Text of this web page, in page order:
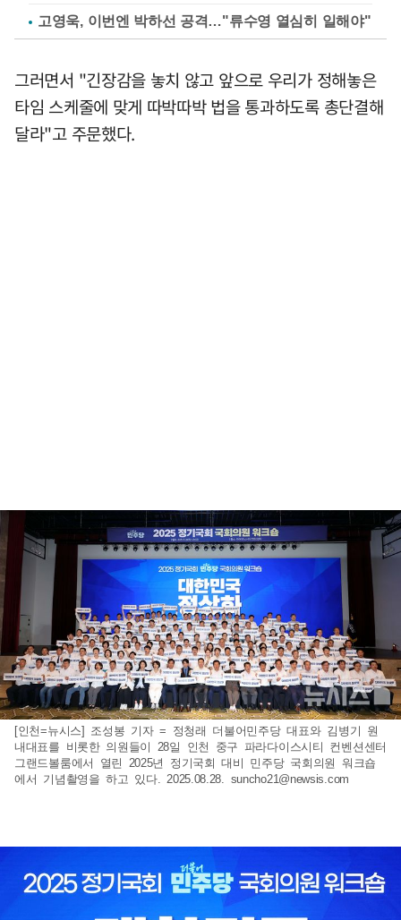
고영욱, 이번엔 박하선 공격…"류수영 열심히 일해야"
그러면서 "긴장감을 놓치 않고 앞으로 우리가 정해놓은
타임 스케줄에 맞게 따박따박 법을 통과하도록 총단결해
달라"고 주문했다.
[인천=뉴시스] 조성봉 기자 = 정청래 더불어민주당 대표와 김병기 원
내대표를 비롯한 의원들이 28일 인천 중구 파라다이스시티 컨벤션센터
그랜드볼룸에서 열린 2025년 정기국회 대비 민주당 국회의원 워크숍
에서 기념촬영을 하고 있다. 2025.08.28. suncho21@newsis.com